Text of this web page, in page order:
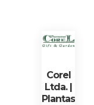
Corel
Ltda. |
Plantas